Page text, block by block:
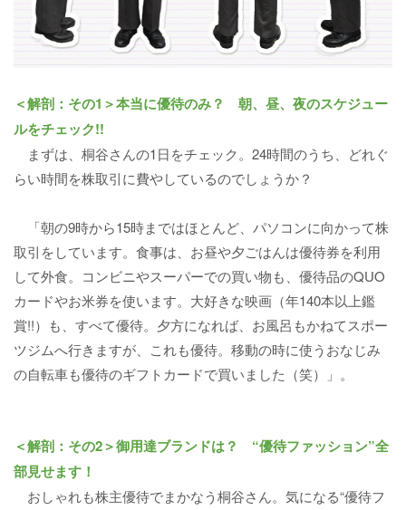
＜解剖：その1＞本当に優待のみ？ 朝、昼、夜のスケジュー
ルをチェック!!
まずは、桐谷さんの1日をチェック。24時間のうち、どれぐ
らい時間を株取引に費やしているのでしょうか？
「朝の9時から15時まではほとんど、パソコンに向かって株
取引をしています。食事は、お昼や夕ごはんは優待券を利用
して外食。コンビニやスーパーでの買い物も、優待品のQUO
カードやお米券を使います。大好きな映画（年140本以上鑑
賞!!）も、すべて優待。夕方になれば、お風呂もかねてスポー
ツジムへ行きますが、これも優待。移動の時に使うおなじみ
の自転車も優待のギフトカードで買いました（笑）」。
＜解剖：その2＞御用達ブランドは？ “優待ファッション”全
部見せます！
おしゃれも株主優待でまかなう桐谷さん。気になる“優待フ